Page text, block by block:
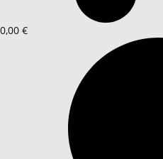
0,00 €